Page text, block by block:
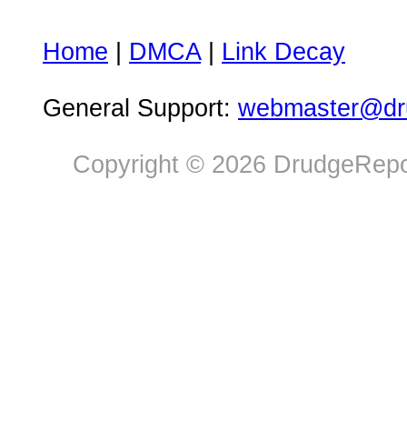
Home DMCA| Link Decay
General Support:
Copyright © 2026